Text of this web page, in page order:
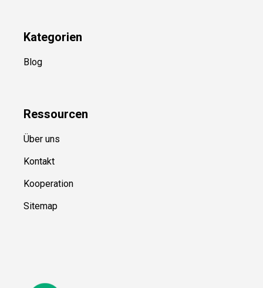
Kategorien
Blog
Ressourcen
Über uns
Kontakt
Kooperation
Sitemap